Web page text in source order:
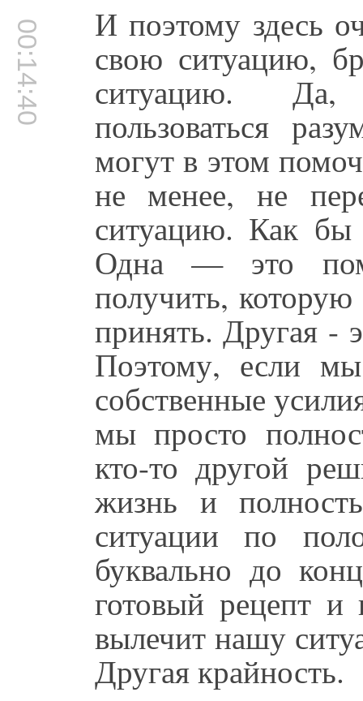
00:14:40 И поэтому здесь
свою ситуацию,
ситуацию. Да,
пользоваться
могут в этом
не менее, не
ситуацию. Как бы
Одна — это
получить,
принять. Другая -
Поэтому, если
собственные
мы просто
кто-то другой
жизнь и
ситуации по
буквально до
готовый рецепт
вылечит нашу
Другая крайность.